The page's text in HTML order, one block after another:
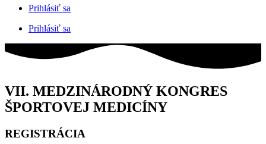
Prihlásiť sa
Prihlásiť sa
VII. MEDZINÁRODNÝ KONGRES
ŠPORTOVEJ MEDICÍNY
REGISTRÁCIA